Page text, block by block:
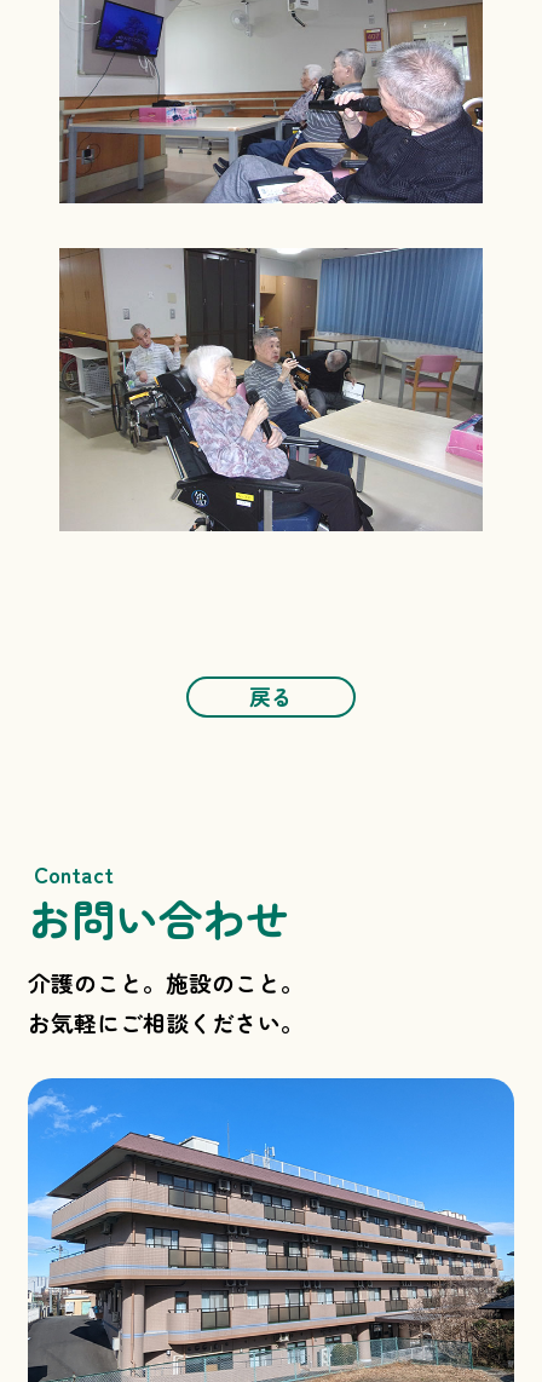
戻る
Contact
お問い合わせ
介護のこと。施設のこと。
お気軽にご相談ください。